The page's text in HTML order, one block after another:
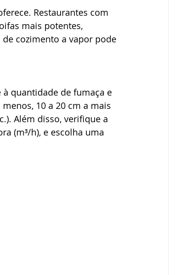
Restaurantes com
mais potentes,
cozimento a vapor pode
quantidade de fumaça e
10 a 20 cm a mais
Além disso, verifique a
(m³/h), e escolha uma